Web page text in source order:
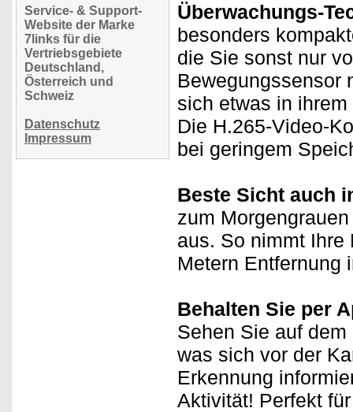
Service- & Support-
Website der Marke
7links für die
Vertriebsgebiete
Deutschland,
Österreich und
Schweiz
Datenschutz
Impressum
Überwachungs-
besonders
die Sie sonst nur
Bewegungssensor
sich etwas in
Die H.265-Video-
bei geringem
Beste Sicht auch
zum
aus. So nimmt
Metern Entfernung
Behalten Sie per
Sehen Sie auf
was sich vor der
Erkennung
Aktivität! Perfekt